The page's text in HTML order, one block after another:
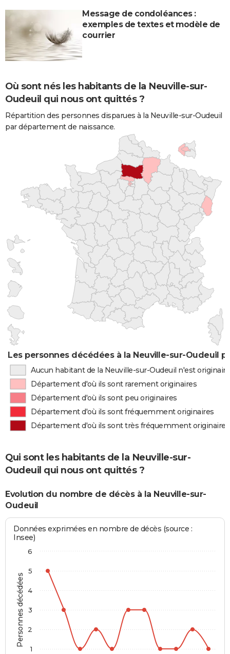
Message de condoléances :
exemples de textes et modèle de
courrier
Où sont nés les habitants de la Neuville-sur-
Oudeuil qui nous ont quittés ?
Répartition des personnes disparues à la Neuville-sur-Oudeuil
par département de naissance.
Les personnes décédées à la Neuville-sur-Oudeuil
Aucun habitant de la Neuville-sur-Oudeuil n'est
Département d'où ils sont rarement originaires
Département d'où ils sont peu originaires
Département d'où ils sont fréquemment originaires
Département d'où ils sont très fréquemment originaires
Qui sont les habitants de la Neuville-sur-
Oudeuil qui nous ont quittés ?
Evolution du nombre de décès à la Neuville-sur-
Oudeuil
Personnes décédées
Données exprimées en nombre de décès (source :
Insee)
1
2
3
4
5
6